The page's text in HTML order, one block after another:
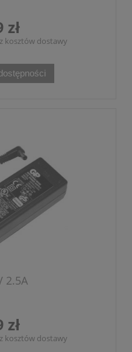
zł
kosztów dostawy
2.5A
zł
kosztów dostawy